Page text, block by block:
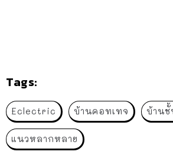
Tags:
Eclectric บ้านคอทเทจ บ้าน
แนวหลากหลาย